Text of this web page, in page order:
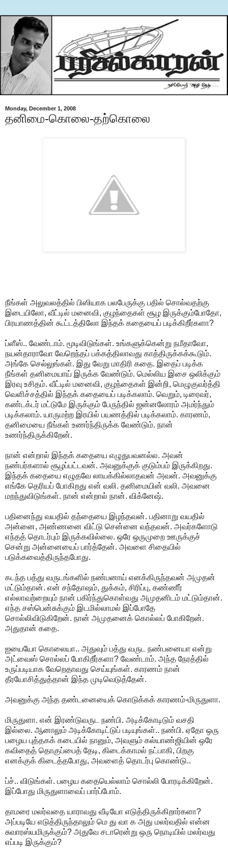
Monday, December 1, 2008
தனிமை-கொலை-தற்கொலை
நீங்கள் அலுவலத்தில் பிஸியாக பலபேருக்கு பதில் சொல்வதற்கு
இடையிலோ, வீட்டில் மனைவி, குழந்தைகள் சூழ இருக்கும்போதோ,
பிரயாணத்தின் கூட்டத்திலோ இந்தக் கதையைப் படிக்கிறீர்களா?
ப்ளீஸ்.. வேண்டாம். மூடிவிடுங்கள். உங்களுக்கென்று நமீதாவோ,
நயன்தாராவோ வேறெந்தப் பக்கத்திலாவது காத்திருக்கக்கூடும்.
அங்கே செல்லுங்கள். இது வேறு மாதிரி கதை. இதைப் படிக்க
நீங்கள் தனிமையாய் இருக்க வேண்டும். மெல்லிய இசை ஒலிக்கும்
இரவு உசிதம். வீட்டில் மனைவி, குழந்தைகள் இன்றி, மெழுகுவர்த்தி
வெளிச்சத்தில் இந்தக் கதையைப் படிக்கலாம். வெறும், டிரைவர்,
கண்டக்டர் மட்டுமே இருக்கும் பேருந்தில் ஜன்னலோரம் அமர்ந்தும்
படிக்கலாம். யாருமற்ற இரயில் பயணத்தில் படிக்கலாம். காரணம்,
தனிமையை நீங்கள் உணர்ந்திருக்க வேண்டும். நான்
உணர்ந்திருக்கிறேன்.
நான் என்றால் இந்தக் கதையை எழுதுபவனல்ல. அவன்
நண்பர்களால் சூழப்பட்டவன். அவனுக்குக் குடும்பம் இருக்கிறது.
இந்தக் கதையை எழுதவே லாயக்கில்லாதவன் அவன். அவனுக்கு
எங்கே தெரியப் போகிறது என் வலி. தனிமையின் வலி. அவனை
மறந்துவிடுங்கள். நான் என்றால் நான். விக்னேஷ்.
பதினைந்து வயதில் தந்தையை இழந்தவன். பதினாறு வயதில்
அன்னை, அண்ணனை விட்டு சென்னை வந்தவன். அவர்களோடு
எந்தத் தொடர்பும் இருக்கவில்லை. ஒரே ஒருமுறை ஊருக்குச்
சென்று அன்னையைப் பார்த்தேன். அவளை சிதையில்
படுக்கவைத்திருந்தபோது.
கடந்த பத்து வருடங்களில் நண்பனாய் எனக்கிருந்தவன் அமுதன்
மட்டும்தான். என் சந்தோஷம், துக்கம், சிரிப்பு, கண்ணீர்
எல்லாவற்றையும் நான் பகிர்ந்துகொள்வது அமுதனிடம் மட்டும்தான்.
எந்த சஸ்பென்சுக்கும் இடமில்லாமல் இப்போதே
சொல்லிவிடுகிறேன். நான் அமுதனைக் கொல்லப் போகிறேன்.
அதுதான் கதை.
ஐயையோ கொலையா.. அதுவும் பத்து வருட நண்பனையா என்று
அட்வைஸ் சொல்லப் போகிறீர்களா? வேண்டாம். அந்த நேரத்தில்
உருப்படியாக வேறெதாவது செய்யுங்கள். காரணம் நான்
தீரயோசித்துத்தான் இந்த முடிவெடுத்தேன்.
அவனுக்கு அந்த தண்டனையைக் கொடுக்கக் காரணம்-மிருதுளா.
மிருதுளா. என் இரண்டுவருட நண்பி. அடிக்கோடிடும் வசதி
இல்லை. ஆனாலும் அடிக்கோடிட்டுப் படியுங்கள்.. நண்பி. ஏதோ ஒரு
பழைய புத்தகக் கடையில் நானும், அவளும் கல்யாண்ஜியின் ஒரே
கவிதைத் தொகுப்பைத் தேடி, கிடைக்காமல் நட்பாகி, பிறகு
எனக்குக் கிடைத்தபோது, அவளைத் தொடர்பு கொண்டு..
ப்ச்.. விடுங்கள். பழைய கதையெல்லாம் சொல்லி போரடிக்கிறேன்.
இப்போது மிருதுளாவைப் பார்ப்போம்.
தாமரை மலர்வதை யாராவது வீடியோ எடுத்திருக்கிறார்களா?
அப்படியே எடுத்திருந்தாலும் மெ து வா க அது மலர்வதில் என்ன
சுவாரஸ்யமிருக்கும்? அதுவே சடாரென்று ஒரு நொடியில் மலர்வது
எப்படி இருக்கும்?